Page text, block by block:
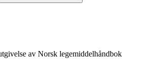
av Norsk legemiddelhåndbok